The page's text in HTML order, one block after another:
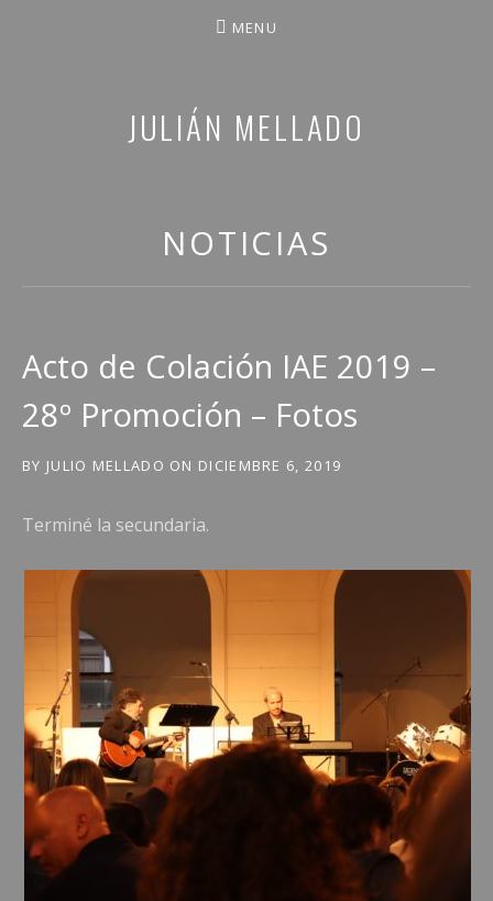
JULIÁN MELLADO
MENU
NOTICIAS
Acto de Colación IAE 2019 –
28º Promoción – Fotos
BY JULIO MELLADO ON DICIEMBRE 6, 2019
Terminé la secundaria.